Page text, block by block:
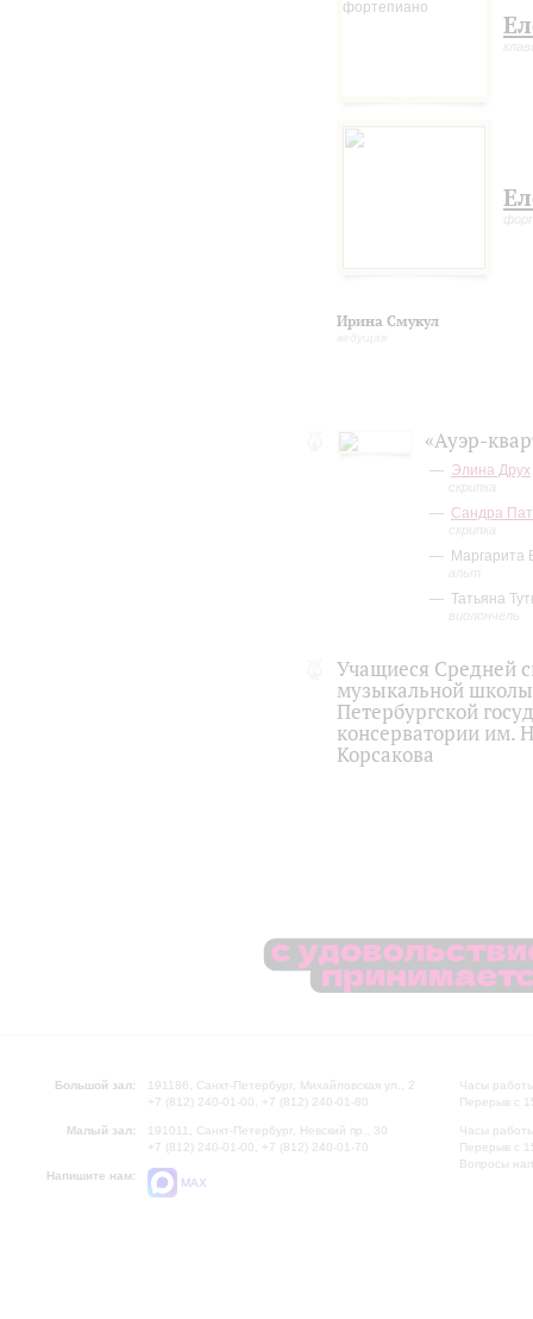
Ирина Смукул
«Ауэр-
Элина Друх
скрипка
Сандра
скрипка
Маргарита
альт
Татьяна
виолончель
Учащиеся Средней
музыкальной
Петербургской
консерватории им.
Корсакова
Большой зал:
191186, Санкт-Петербург, Михайловская ул., 2
+7 (812) 240-01-00, +7 (812) 240-01-80
Малый зал:
191011, Санкт-Петербург, Невский пр., 30
+7 (812) 240-01-00, +7 (812) 240-01-70
Напишите нам:
MAX
Часы
Перерыв с
Часы
Перерыв с
Вопросы